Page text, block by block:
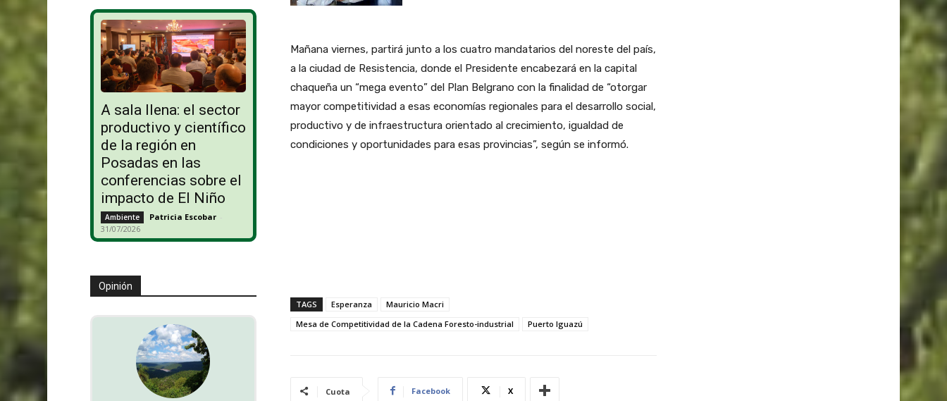
A sala llena: el sector
productivo y científico
de la región en
Posadas en las
conferencias sobre el
impacto de El Niño
Ambiente Patricia Escobar -
31/07/2026
Opinión
Mañana viernes, partirá junto a los cuatro mandatarios del noreste del país,
a la ciudad de Resistencia, donde el Presidente encabezará en la capital
chaqueña un “mega evento” del Plan Belgrano con la finalidad de “otorgar
mayor competitividad a esas economías regionales para el desarrollo social,
productivo y de infraestructura orientado al crecimiento, igualdad de
condiciones y oportunidades para esas provincias”, según se informó.
TAGS Esperanza
Mauricio Macri
Mesa de Competitividad de la Cadena Foresto-industrial
Puerto Iguazú
Cuota Facebook X